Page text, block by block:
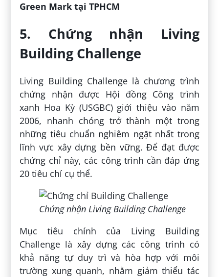
Green Mark tại TPHCM
5. Chứng nhận Living
Building Challenge
Living Building Challenge là chương trình
chứng nhận được Hội đồng Công trình
xanh Hoa Kỳ (USGBC) giới thiệu vào năm
2006, nhanh chóng trở thành một trong
những tiêu chuẩn nghiêm ngặt nhất trong
lĩnh vực xây dựng bền vững. Để đạt được
chứng chỉ này, các công trình cần đáp ứng
20 tiêu chí cụ thể.
Chứng nhận Living Building Challenge
Mục tiêu chính của Living Building
Challenge là xây dựng các công trình có
khả năng tự duy trì và hòa hợp với môi
trường xung quanh, nhằm giảm thiểu tác